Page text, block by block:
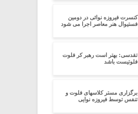
کنسرت فیروزه نوائی در دومین
فستیوال هنر معاصر اجرا می شود
تقدسی: بهتر است رهبر کر فلوت
فلوتیست باشد
برگزاری مستر کلاسهای فلوت و
تنفس توسط فیروزه نوایی